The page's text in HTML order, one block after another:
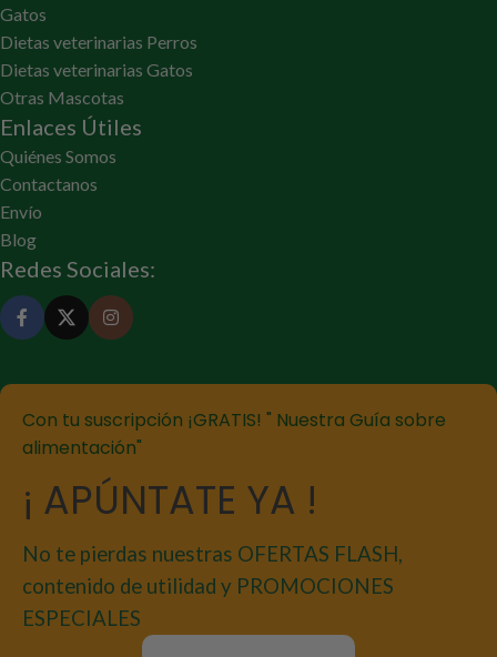
Gatos
Dietas veterinarias Perros
Dietas veterinarias Gatos
Otras Mascotas
Enlaces Útiles
Quiénes Somos
Contactanos
Envío
Blog
Redes Sociales:
Con tu suscripción ¡GRATIS! " Nuestra Guía sobre
alimentación"
¡ APÚNTATE YA !
No te pierdas nuestras OFERTAS FLASH,
contenido de utilidad y PROMOCIONES
ESPECIALES